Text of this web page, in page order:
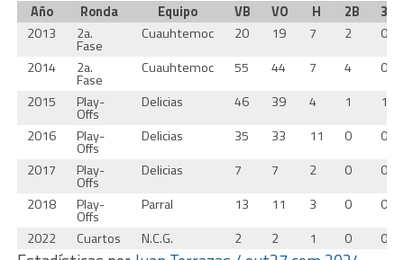
Año Ronda Equipo VB VO H 2B
3B
2013
2a.
Fase
Cuauhtemoc 20 19 7 2
0
2014
2a.
Fase
Cuauhtemoc 55 44 7 4
0
2015
Play-
Offs
Delicias 46 39 4 1
1
2016
Play-
Offs
Delicias 35 33 11 0
0
2017
Play-
Offs
Delicias 7 7 2 0
0
2018
Play-
Offs
Parral 13 11 3 0
0
2022
Cuartos N.C.G. 2 2 1 0 0